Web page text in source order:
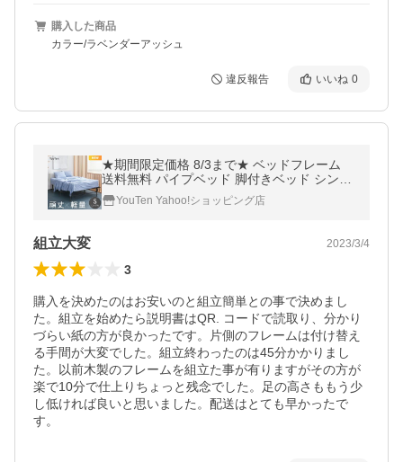
購入した商品
カラー/ラベンダーアッシュ
違反報告 いいね 0
★期間限定価格 8/3まで★ ベッドフレーム
送料無料 パイプベッド 脚付きベッド シング
ル セミダブル ダブル アイアンベッド 簡易ベ
ッドYouTen Yahoo!ショッピング店
組立大変 2023/3/4
3
購入を決めたのはお安いのと組立簡単との事で決めまし
た。組立を始めたら説明書はQR. コードで読取り、分かり
づらい紙の方が良かったです。片側のフレームは付け替え
る手間が大変でした。組立終わったのは45分かかりまし
た。以前木製のフレームを組立た事が有りますがその方が
楽で10分で仕上りちょっと残念でした。足の高さももう少
し低ければ良いと思いました。配送はとても早かったで